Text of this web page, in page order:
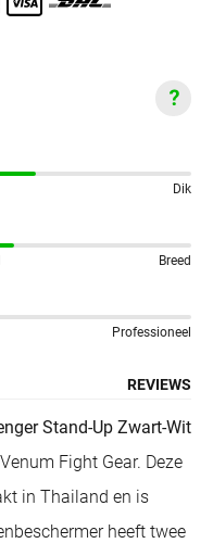
Dik
Breed
Professioneel
REVIEWS
Stand-Up Zwart-Wit
Fight Gear. Deze
in Thailand en is
heeft twee